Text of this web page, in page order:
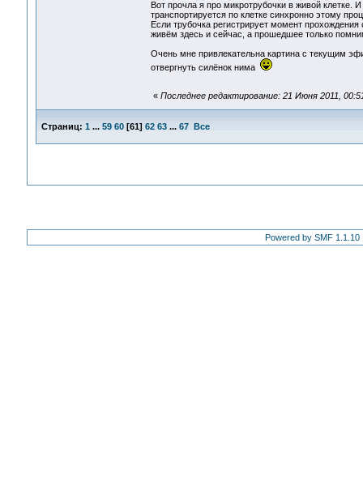
Вот прочла я про микротрубочки в живой
транспортируется по клетке синхронно этому
Если трубочка регистрирует момент
живём здесь и сейчас, а прошедшее только
Очень мне привлекательна картина с текущим
отвергнуть силёнок нима
« Последнее редактирование: 21 Июня 2011,
Страниц: 1 ... 59 60[61] 62 63 ... 67 Все
Powered by SMF 1.1.10